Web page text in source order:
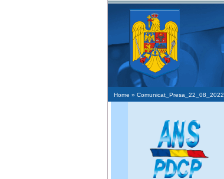
Home » Comunicat_Presa_22_08_2022